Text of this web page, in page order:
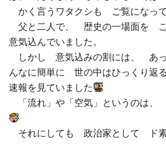
□ 有料体験指導
かく言うワタクシも ご覧になって
父と二人で、 歴史の一場面を
意気込んでいました。
しかし 意気込みの割には、 あ
んなに簡単に 世の中はひっくり返
速報を見ていました
「流れ」や「空気」というのは、
それにしても 政治家として ド素